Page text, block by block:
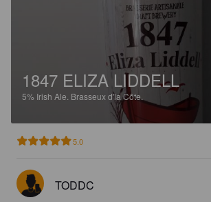
1847 ELIZA LIDDELL
5% Irish Ale. Brasseux d'la Côte.
5.0
TODDC